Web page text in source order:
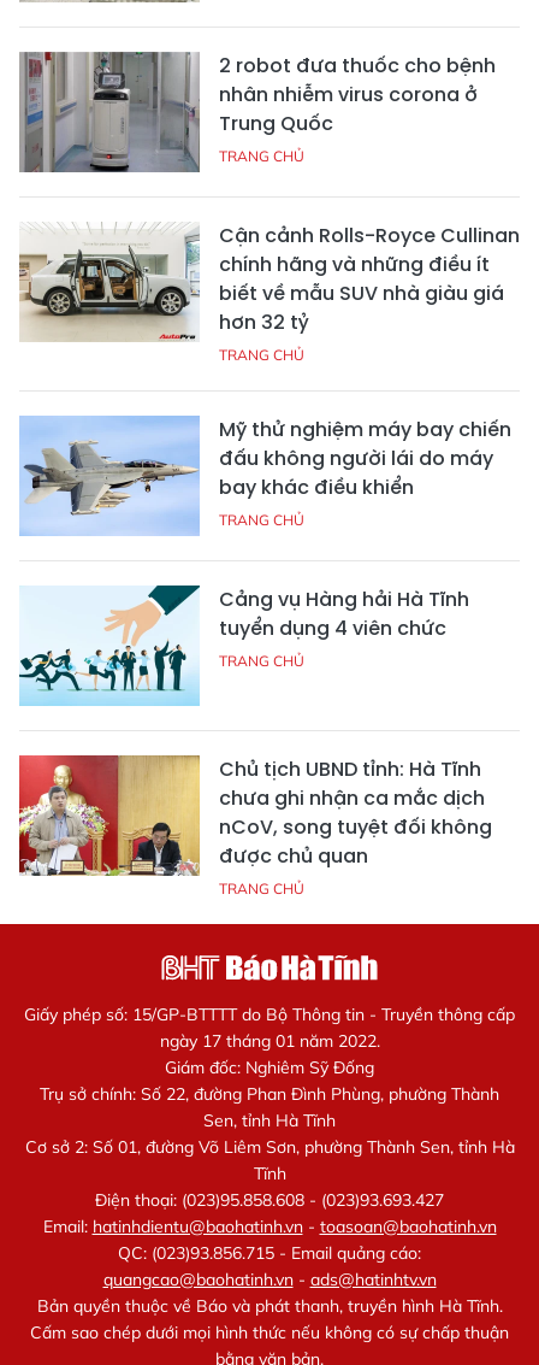
2 robot đưa thuốc cho bệnh
nhân nhiễm virus corona ở
Trung Quốc
TRANG CHỦ
Cận cảnh Rolls-Royce Cullinan
chính hãng và những điều ít
biết về mẫu SUV nhà giàu giá
hơn 32 tỷ
TRANG CHỦ
Mỹ thử nghiệm máy bay chiến
đấu không người lái do máy
bay khác điều khiển
TRANG CHỦ
Cảng vụ Hàng hải Hà Tĩnh
tuyển dụng 4 viên chức
TRANG CHỦ
Chủ tịch UBND tỉnh: Hà Tĩnh
chưa ghi nhận ca mắc dịch
nCoV, song tuyệt đối không
được chủ quan
TRANG CHỦ
Giấy phép số: 15/GP-BTTTT do Bộ Thông tin - Truyền thông cấp
ngày 17 tháng 01 năm 2022.
Giám đốc: Nghiêm Sỹ Đống
Trụ sở chính: Số 22, đường Phan Đình Phùng, phường Thành
Sen, tỉnh Hà Tĩnh
Cơ sở 2: Số 01, đường Võ Liêm Sơn, phường Thành Sen, tỉnh Hà
Tĩnh
Điện thoại: (023)95.858.608 - (023)93.693.427
Email: hatinhdientu@baohatinh.vn- toasoan@baohatinh.vn
QC: (023)93.856.715 - Email quảng cáo:
quangcao@baohatinh.vn- ads@hatinhtv.vn
Bản quyền thuộc về Báo và phát thanh, truyền hình Hà Tĩnh.
Cấm sao chép dưới mọi hình thức nếu không có sự chấp thuận
bằng văn bản.